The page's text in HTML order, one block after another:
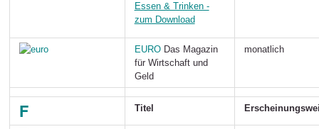
Essen & Trinken -
zum Download
EURODas Magazin
für Wirtschaft und
Geld
monatlich
F Titel